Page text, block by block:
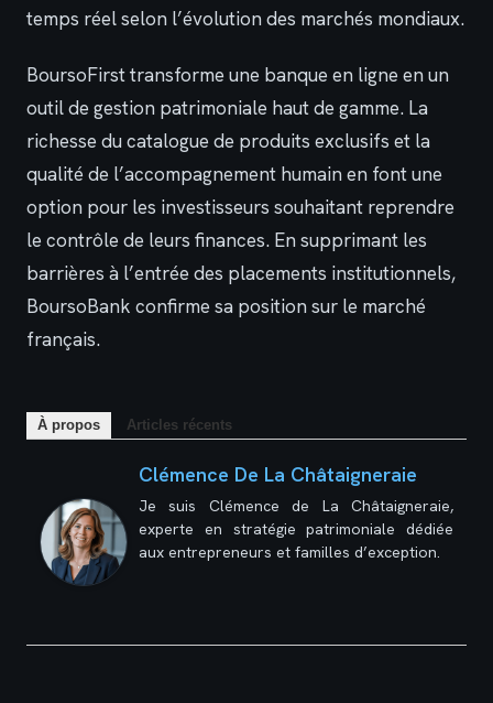
temps réel selon l’évolution des marchés mondiaux.
BoursoFirst transforme une banque en ligne en un
outil de gestion patrimoniale haut de gamme. La
richesse du catalogue de produits exclusifs et la
qualité de l’accompagnement humain en font une
option pour les investisseurs souhaitant reprendre
le contrôle de leurs finances. En supprimant les
barrières à l’entrée des placements institutionnels,
BoursoBank confirme sa position sur le marché
français.
À propos Articles récents
Clémence De La Châtaigneraie
Je suis Clémence de La Châtaigneraie,
experte en stratégie patrimoniale dédiée
aux entrepreneurs et familles d’exception.